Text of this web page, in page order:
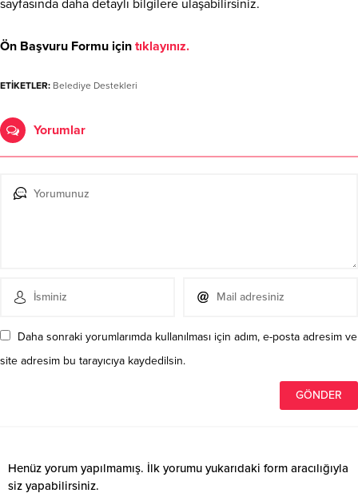
sayfasında daha detaylı bilgilere ulaşabilirsiniz.
Ön Başvuru Formu için tıklayınız.
ETİKETLER: Belediye Destekleri
Yorumlar
Daha sonraki yorumlarımda kullanılması için adım, e-posta adresim ve
site adresim bu tarayıcıya kaydedilsin.
Henüz yorum yapılmamış. İlk yorumu yukarıdaki form aracılığıyla
siz yapabilirsiniz.